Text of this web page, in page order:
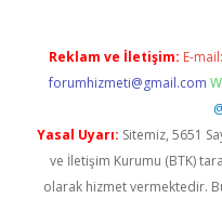
Reklam ve İletişim: E-mail:
forumhizmeti@gmail.com
Yasal Uyarı: Sitemiz, 5651
ve İletişim Kurumu (BTK)
olarak hizmet vermektedir.